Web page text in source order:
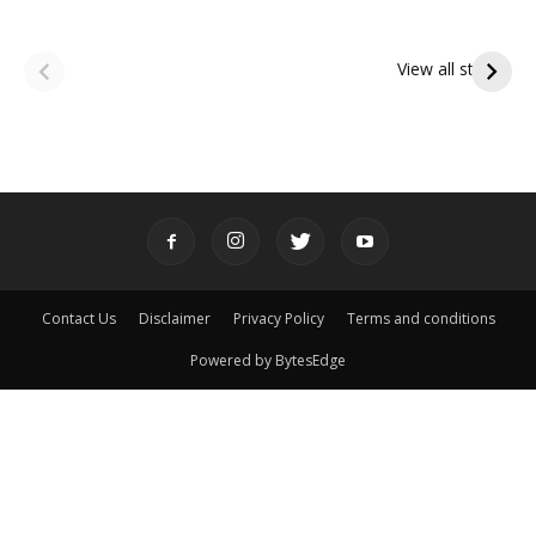
View all stories
పితృదేవతల ఆశీర్వాదం
ఇంద్రకీలాద్రి గిరి ప్రదక్షిణ
Contact Us Disclaimer Privacy Policy Terms and conditions
Powered by BytesEdge